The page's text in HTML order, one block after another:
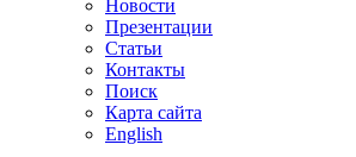
Новости
Презентации
Статьи
Контакты
Поиск
Карта сайта
English